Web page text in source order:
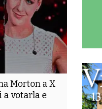
Morton a X
votarla e